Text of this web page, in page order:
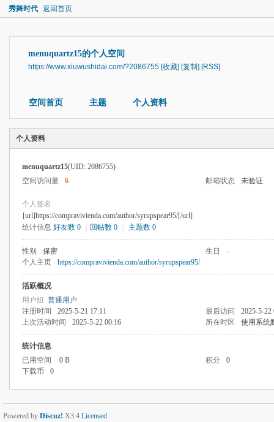
秀舞时代 返回首页
menuquartz15的个人空间
https://www.xiuwushidai.com/?2086755 [收藏] [复制] [RSS]
空间首页 主题 个人资料
个人资料
menuquartz15(UID: 2086755)
空间访问量
6 邮箱状态 未验证
个人签名
[url]https://compravivienda.com/author/syrupspear95/[/url]
统计信息 好友数 0 回帖数 0 主题数 0
性别 保密 生日
-
个人主页
https://compravivienda.com/author/syrupspear95/
活跃概况
用户组 普通用户
注册时间
2025-5-21 17:11 最后访问
2025-5-22
上次活动时间
2025-5-22 00:16 所在时区 使用系统
统计信息
已用空间
0 B 积分
0
下载币
0
Powered by Discuz! X3.4 Licensed